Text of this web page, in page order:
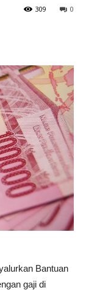
0
309
Bantuan
gaji di